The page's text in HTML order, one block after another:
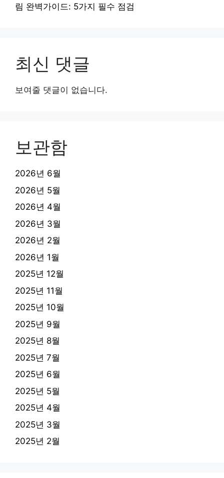
림 완벽가이드: 5가지 필수 점검
최신 댓글
보여줄 댓글이 없습니다.
보관함
2026년 6월
2026년 5월
2026년 4월
2026년 3월
2026년 2월
2026년 1월
2025년 12월
2025년 11월
2025년 10월
2025년 9월
2025년 8월
2025년 7월
2025년 6월
2025년 5월
2025년 4월
2025년 3월
2025년 2월